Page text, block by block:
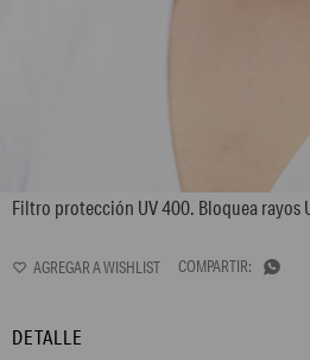
Filtro protección UV 400. Bloquea rayos

DETALLE